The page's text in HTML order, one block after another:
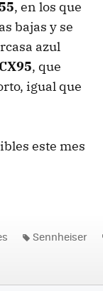
, en los que
bajas y se
azul
, que
igual que
este mes
Sennheiser